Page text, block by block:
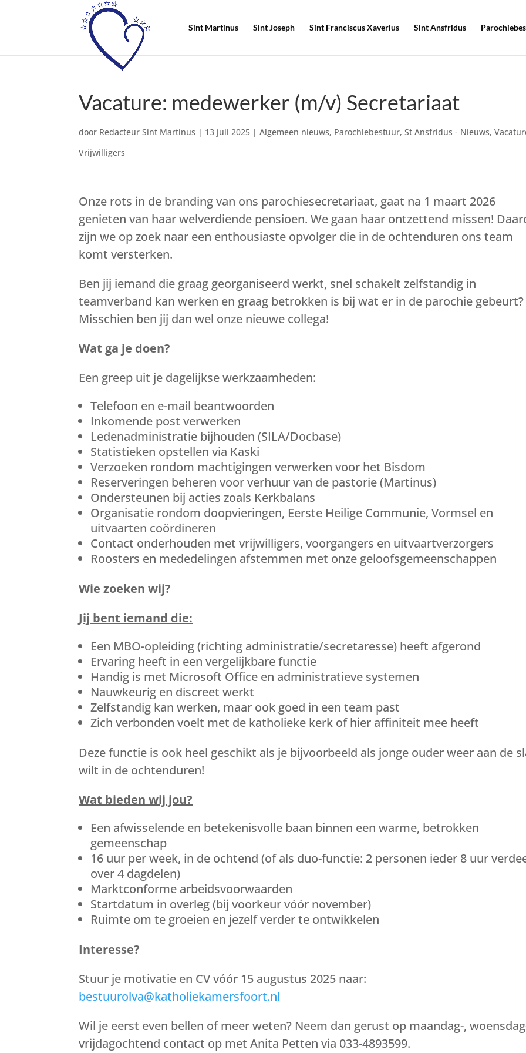
Sint Martinus Sint Joseph Sint Franciscus Xaverius Sint Ansfridus
Vacature: medewerker (m/v) Secretariaat
door Redacteur Sint Martinus | 13 juli 2025 |Algemeen nieuws, Parochiebestuur,St Ansfridus - Nieuws,
Vrijwilligers
Onze rots in de branding van ons parochiesecretariaat, gaat na 1 maart 2026
genieten van haar welverdiende pensioen. We gaan haar ontzettend missen!
zijn we op zoek naar een enthousiaste opvolger die in de ochtenduren ons team
komt versterken.
Ben jij iemand die graag georganiseerd werkt, snel schakelt zelfstandig in
teamverband kan werken en graag betrokken is bij wat er in de parochie gebeurt?
Misschien ben jij dan wel onze nieuwe collega!
Wat ga je doen?
Een greep uit je dagelijkse werkzaamheden:
Telefoon en e-mail beantwoorden
Inkomende post verwerken
Ledenadministratie bijhouden (SILA/Docbase)
Statistieken opstellen via Kaski
Verzoeken rondom machtigingen verwerken voor het Bisdom
Reserveringen beheren voor verhuur van de pastorie (Martinus)
Ondersteunen bij acties zoals Kerkbalans
Organisatie rondom doopvieringen, Eerste Heilige Communie, Vormsel en
uitvaarten coördineren
Contact onderhouden met vrijwilligers, voorgangers en uitvaartverzorgers
Roosters en mededelingen afstemmen met onze geloofsgemeenschappen
Wie zoeken wij?
Jij bent iemand die:
Een MBO-opleiding (richting administratie/secretaresse) heeft afgerond
Ervaring heeft in een vergelijkbare functie
Handig is met Microsoft Office en administratieve systemen
Nauwkeurig en discreet werkt
Zelfstandig kan werken, maar ook goed in een team past
Zich verbonden voelt met de katholieke kerk of hier affiniteit mee heeft
Deze functie is ook heel geschikt als je bijvoorbeeld als jonge ouder weer aan de
wilt in de ochtenduren!
Wat bieden wij jou?
Een afwisselende en betekenisvolle baan binnen een warme, betrokken
gemeenschap
16 uur per week, in de ochtend (of als duo-functie: 2 personen ieder 8 uur
over 4 dagdelen)
Marktconforme arbeidsvoorwaarden
Startdatum in overleg (bij voorkeur vóór november)
Ruimte om te groeien en jezelf verder te ontwikkelen
Interesse?
Stuur je motivatie en CV vóór 15 augustus 2025 naar:
bestuurolva@katholiekamersfoort.nl
Wil je eerst even bellen of meer weten? Neem dan gerust op maandag-,
vrijdagochtend contact op met Anita Petten via 033-4893599.